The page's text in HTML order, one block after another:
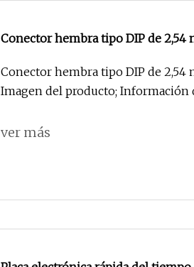
Conector hembra tipo DIP de 2,54
Conector hembra tipo DIP de
ver más